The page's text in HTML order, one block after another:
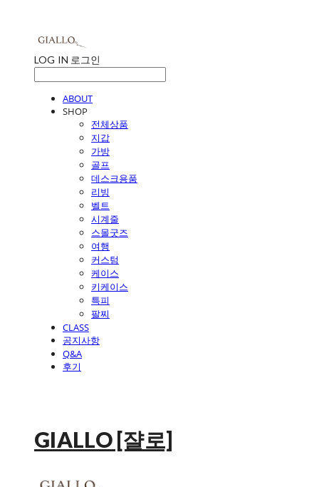
LOG IN 로그인
ABOUT
SHOP
전체상품
지갑
가방
골프
데스크용품
리빙
벨트
시계줄
스몰굿즈
여행
커스텀
케이스
키케이스
특피
팔찌
CLASS
공지사항
Q&A
후기
GIALLO [쟐로]